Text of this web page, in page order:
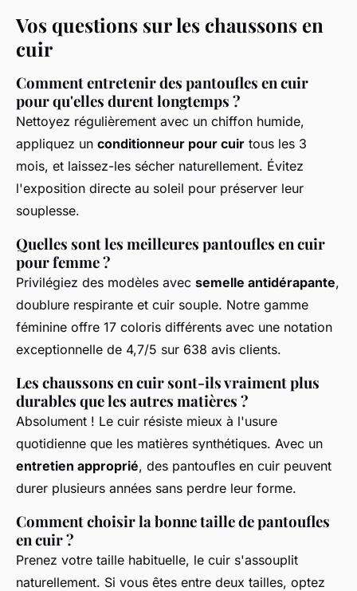
Vos questions sur les chaussons en
cuir
Comment entretenir des pantoufles en cuir
pour qu'elles durent longtemps ?
Nettoyez régulièrement avec un chiffon humide,
appliquez un conditionneur pour cuir tous les 3
mois, et laissez-les sécher naturellement. Évitez
l'exposition directe au soleil pour préserver leur
souplesse.
Quelles sont les meilleures pantoufles en cuir
pour femme ?
Privilégiez des modèles avec semelle antidérapante,
doublure respirante et cuir souple. Notre gamme
féminine offre 17 coloris différents avec une notation
exceptionnelle de 4,7/5 sur 638 avis clients.
Les chaussons en cuir sont-ils vraiment plus
durables que les autres matières ?
Absolument ! Le cuir résiste mieux à l'usure
quotidienne que les matières synthétiques. Avec un
entretien approprié, des pantoufles en cuir peuvent
durer plusieurs années sans perdre leur forme.
Comment choisir la bonne taille de pantoufles
en cuir ?
Prenez votre taille habituelle, le cuir s'assouplit
naturellement. Si vous êtes entre deux tailles, optez